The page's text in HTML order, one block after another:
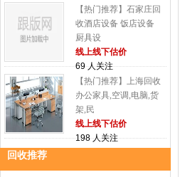
【热门推荐】石家庄回
收酒店设备 饭店设备
厨具设
线上线下估价
69 人关注
【热门推荐】上海回收
办公家具,空调,电脑,货
架,民
线上线下估价
198 人关注
回收推荐